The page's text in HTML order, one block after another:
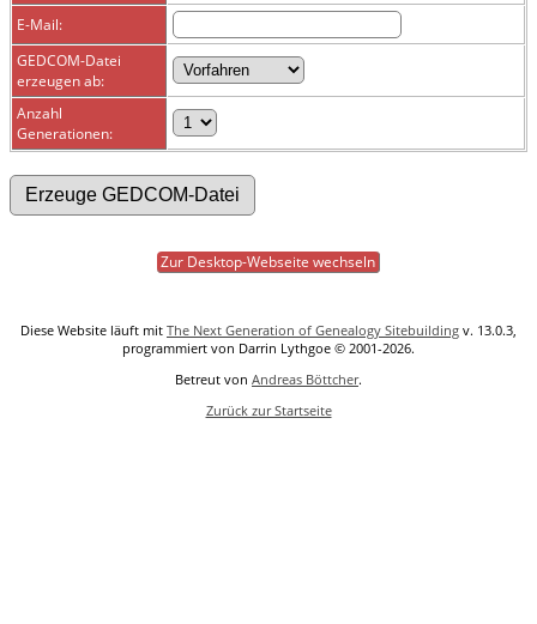
E-Mail:
GEDCOM-Datei
erzeugen ab:
Anzahl
Generationen:
Zur Desktop-Webseite wechseln
Diese Website läuft mit The Next Generation of Genealogy Sitebuilding v. 13.0.3,
programmiert von Darrin Lythgoe © 2001-2026.
Betreut von Andreas Böttcher.
Zurück zur Startseite